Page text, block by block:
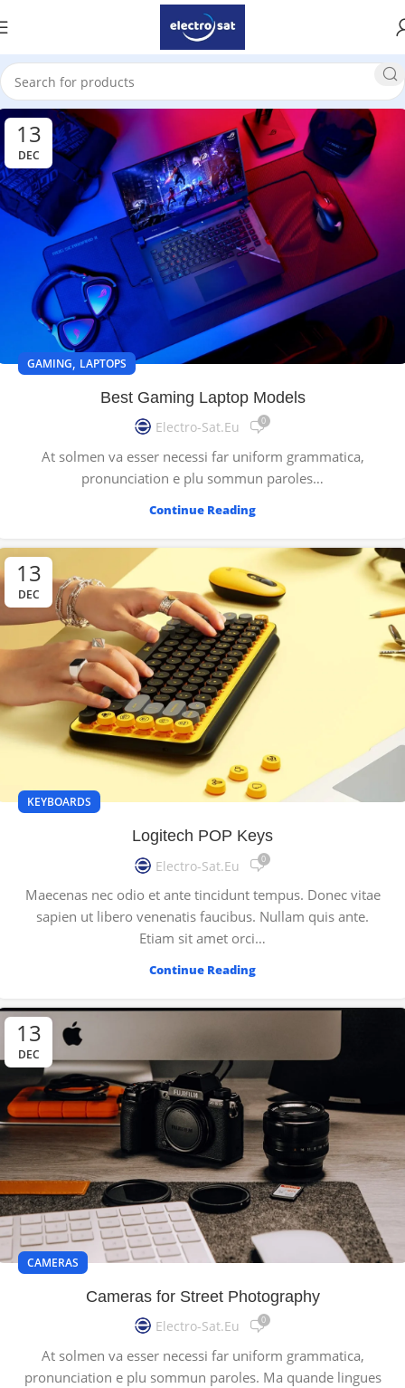
13
DEC
GAMING, LAPTOPS
Best Gaming Laptop Models
Electro-Sat.eu 0
At solmen va esser necessi far uniform grammatica,
pronunciation e plu sommun paroles…
Continue Reading
13
DEC
KEYBOARDS
Logitech POP Keys
Electro-Sat.eu 0
Maecenas nec odio et ante tincidunt tempus. Donec vitae
sapien ut libero venenatis faucibus. Nullam quis ante.
Etiam sit amet orci…
Continue Reading
13
DEC
CAMERAS
Cameras for Street Photography
Electro-Sat.eu 0
At solmen va esser necessi far uniform grammatica,
pronunciation e plu sommun paroles. Ma quande lingues